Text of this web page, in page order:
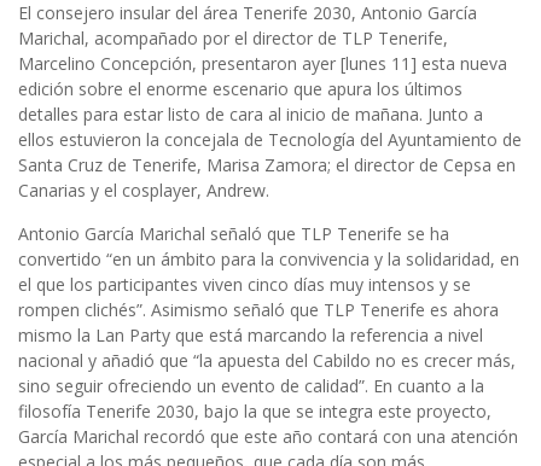
El consejero insular del área Tenerife 2030, Antonio García
Marichal, acompañado por el director de TLP Tenerife,
Marcelino Concepción, presentaron ayer [lunes 11] esta nueva
edición sobre el enorme escenario que apura los últimos
detalles para estar listo de cara al inicio de mañana. Junto a
ellos estuvieron la concejala de Tecnología del Ayuntamiento de
Santa Cruz de Tenerife, Marisa Zamora; el director de Cepsa en
Canarias y el cosplayer, Andrew.
Antonio García Marichal señaló que TLP Tenerife se ha
convertido “en un ámbito para la convivencia y la solidaridad, en
el que los participantes viven cinco días muy intensos y se
rompen clichés”. Asimismo señaló que TLP Tenerife es ahora
mismo la Lan Party que está marcando la referencia a nivel
nacional y añadió que “la apuesta del Cabildo no es crecer más,
sino seguir ofreciendo un evento de calidad”. En cuanto a la
filosofía Tenerife 2030, bajo la que se integra este proyecto,
García Marichal recordó que este año contará con una atención